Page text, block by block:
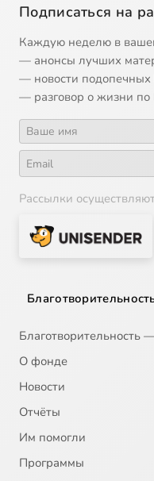
Подписаться на
Каждую неделю в
— анонсы лучших
— новости подопечных
— разговор о жизни по
Рассылки
О фонде
Новости
Отчёты
Им помогли
Программы